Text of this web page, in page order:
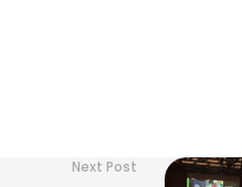
Next Post